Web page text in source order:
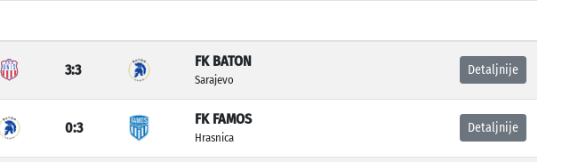
3:3
FK BATON
Sarajevo
Detaljnije
0:3
FK FAMOS
Hrasnica
Detaljnije